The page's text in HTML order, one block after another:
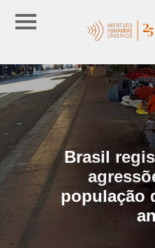
Brasil
população